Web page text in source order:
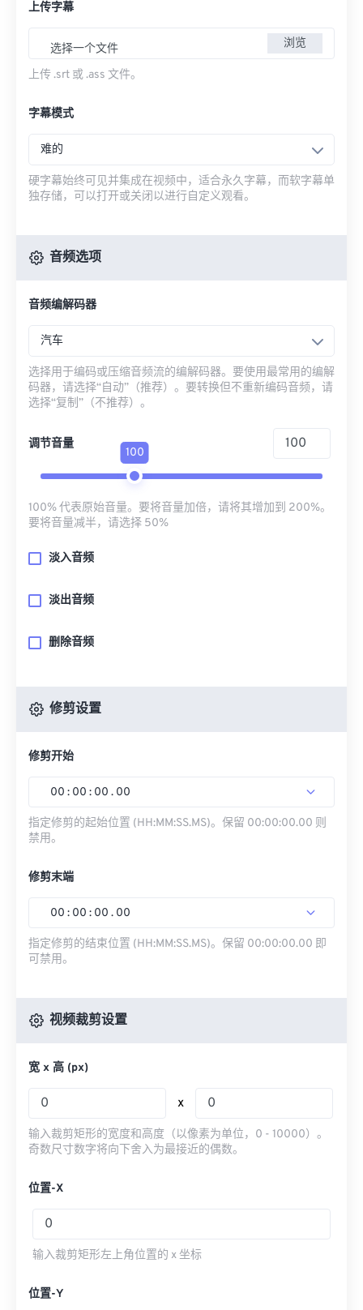
上传字幕
选择一个文件 浏览
上传 .srt 或 .ass 文件。
字幕模式
难的
硬字幕始终可见并集成在视频中，适合永久字幕，而软字幕单
独存储，可以打开或关闭以进行自定义观看。
音频选项
音频编解码器
汽车
选择用于编码或压缩音频流的编解码器。要使用最常用的编解
码器，请选择“自动”（推荐）。要转换但不重新编码音频，请
选择“复制”（不推荐）。
调节音量
100
100% 代表原始音量。要将音量加倍，请将其增加到 200%。
要将音量减半，请选择 50%
淡入音频
淡出音频
删除音频
修剪设置
修剪开始
00 : 00 : 00 . 00
指定修剪的起始位置 (HH:MM:SS.MS)。保留 00:00:00.00 则
禁用。
修剪末端
00 : 00 : 00 . 00
指定修剪的结束位置 (HH:MM:SS.MS)。保留 00:00:00.00 即
可禁用。
视频裁剪设置
宽 x 高 (px)
x
输入裁剪矩形的宽度和高度（以像素为单位，0 - 10000）。
奇数尺寸数字将向下舍入为最接近的偶数。
位置-X
输入裁剪矩形左上角位置的 x 坐标
位置-Y